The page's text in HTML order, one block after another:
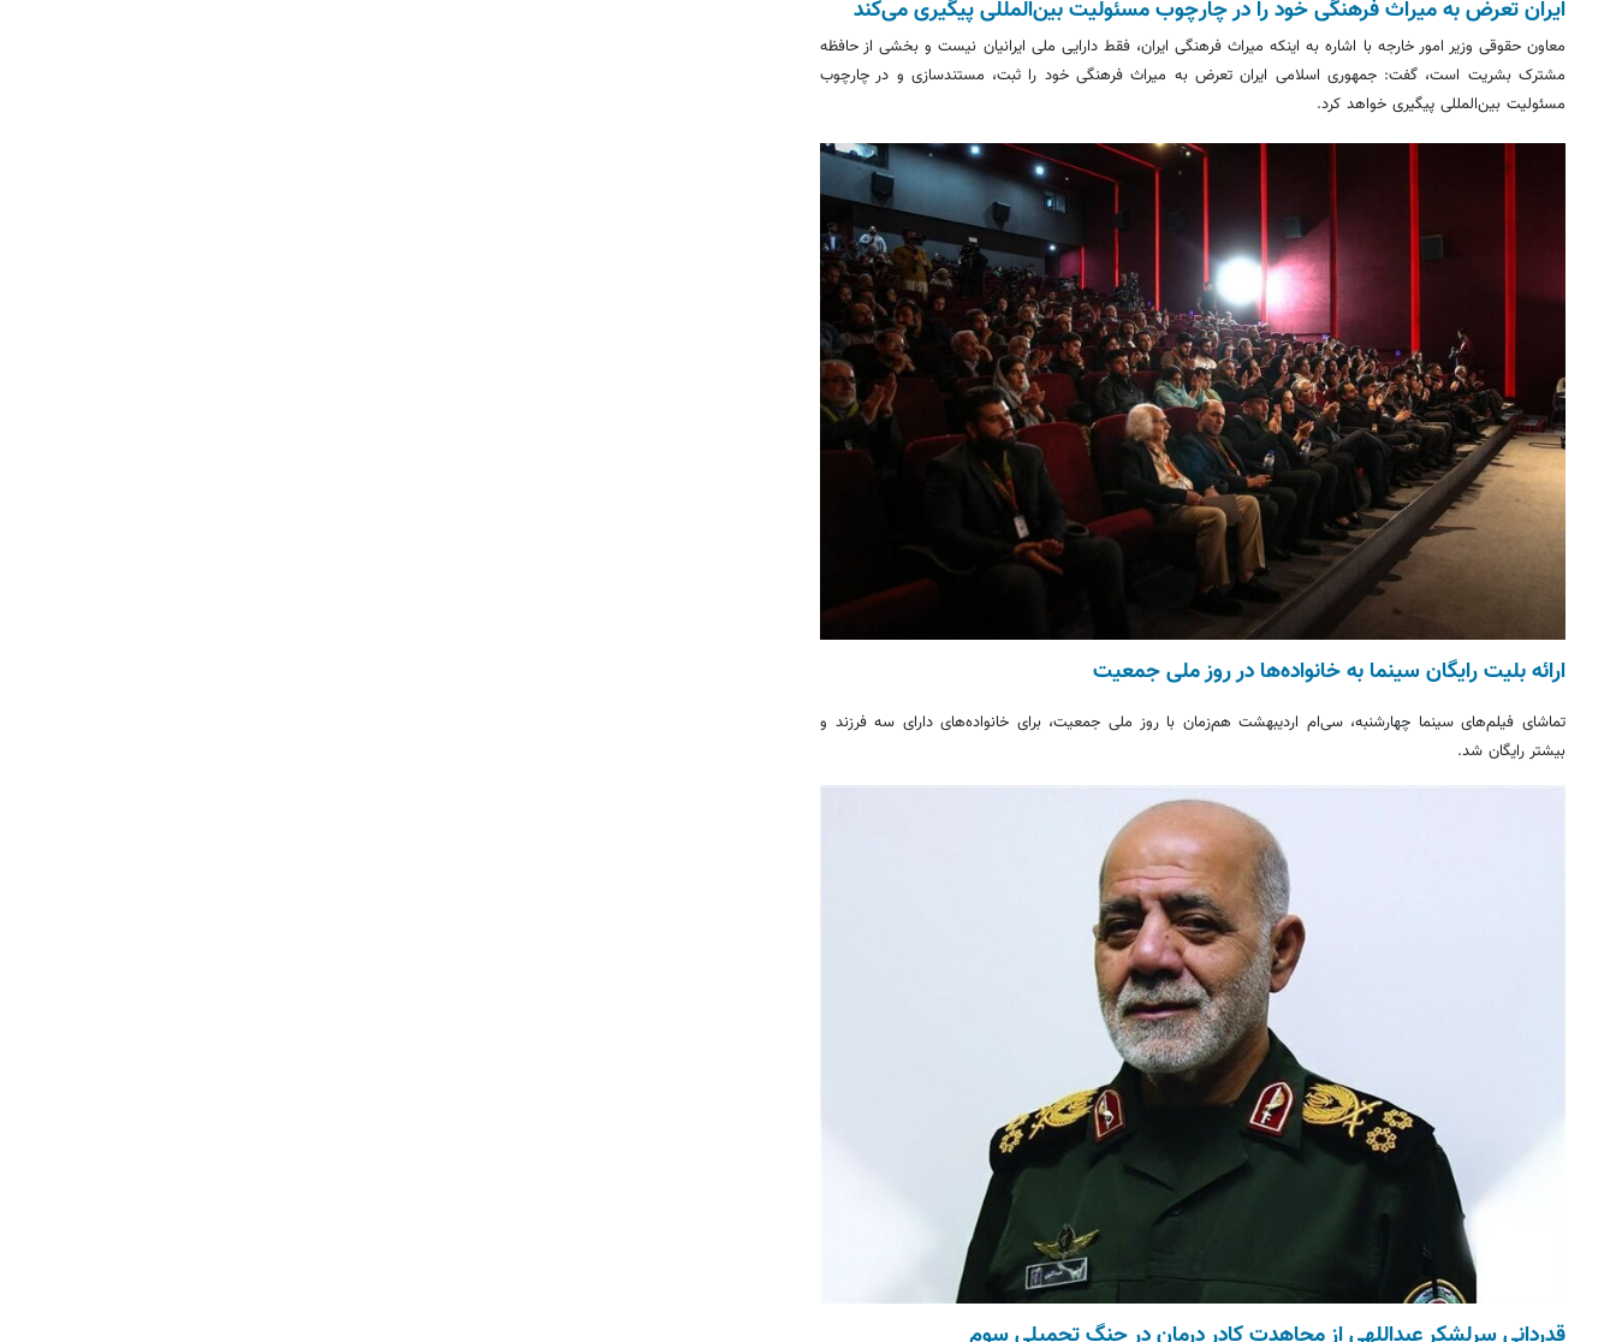
ایران تعرض به میراث فرهنگی خود را در چارچوب مسئولیت بین‌المللی پیگیری می‌کند
معاون حقوقی وزیر امور خارجه با اشاره به اینکه میراث فرهنگی ایران، فقط دارایی ملی ایرانیان نیست و بخشی از حافظه
مشترک بشریت است، گفت: جمهوری اسلامی ایران تعرض به میراث فرهنگی خود را ثبت، مستندسازی و در چارچوب
مسئولیت بین‌المللی پیگیری خواهد کرد.
ارائه بلیت رایگان سینما به خانواده‌ها در روز ملی جمعیت
تماشای فیلم‌های سینما چهارشنبه، سی‌ام اردیبهشت‌ هم‌زمان با روز ملی جمعیت، برای خانواده‌های دارای سه فرزند و
بیشتر رایگان شد.